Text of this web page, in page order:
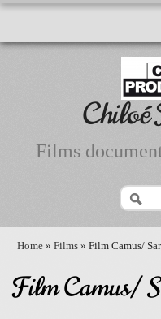
Chiloé
Films
Home » Films » Film Camus/
Film Camus/